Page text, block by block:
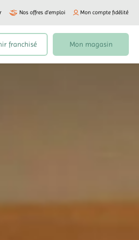
Nos offres d’emploi Mon compte fidélité
franchisé Mon magasin